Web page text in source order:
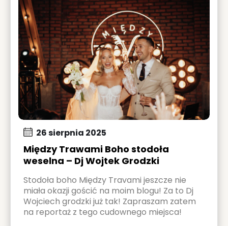
26 sierpnia 2025
Między Trawami Boho stodoła
weselna – Dj Wojtek Grodzki
Stodoła boho Między Travami jeszcze nie
miała okazji gościć na moim blogu! Za to Dj
Wojciech grodzki już tak! Zapraszam zatem
na reportaż z tego cudownego miejsca!